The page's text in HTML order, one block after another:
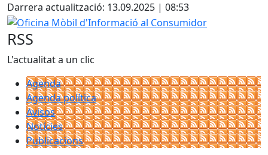
Darrera actualització: 13.09.2025 | 08:53
Oficina Mòbil d'Informació al Consumidor
RSS
L'actualitat a un clic
Agenda
Agenda política
Avisos
Notícies
Publicacions